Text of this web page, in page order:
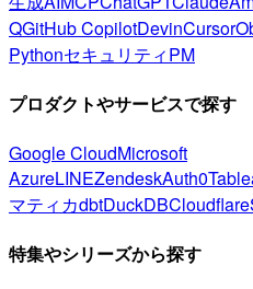
QGitHub CopilotDevinCursor
PythonセキュリティPM
プロダクトやサービスで探す
Google CloudMicrosoft
AzureLINEZendeskAuth0
マティカdbtDuckDBCloudflare
特集やシリーズから探す